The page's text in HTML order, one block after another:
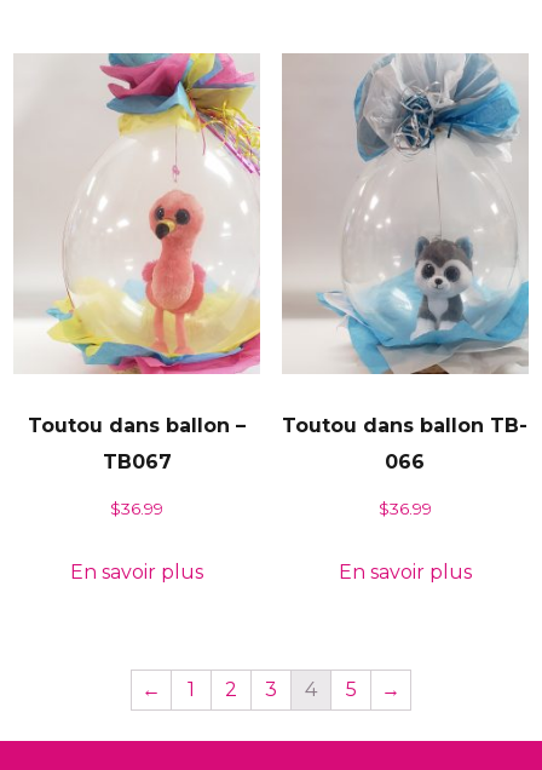
Toutou dans ballon –
TB067
$36.99
En savoir plus
Toutou dans ballon TB-
066
$36.99
En savoir plus
← 1 2 3 4 5 →